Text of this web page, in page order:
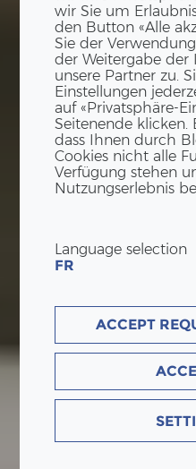
wir Sie um
den Button «Alle
Sie der
der Weitergabe
unsere Partner zu.
Einstellungen
auf «Privatsphäre-
Seitenende klicken.
dass Ihnen durch
Cookies nicht alle
Verfügung stehen
Nutzungserlebnis
Language selection
FR
ACCEPT